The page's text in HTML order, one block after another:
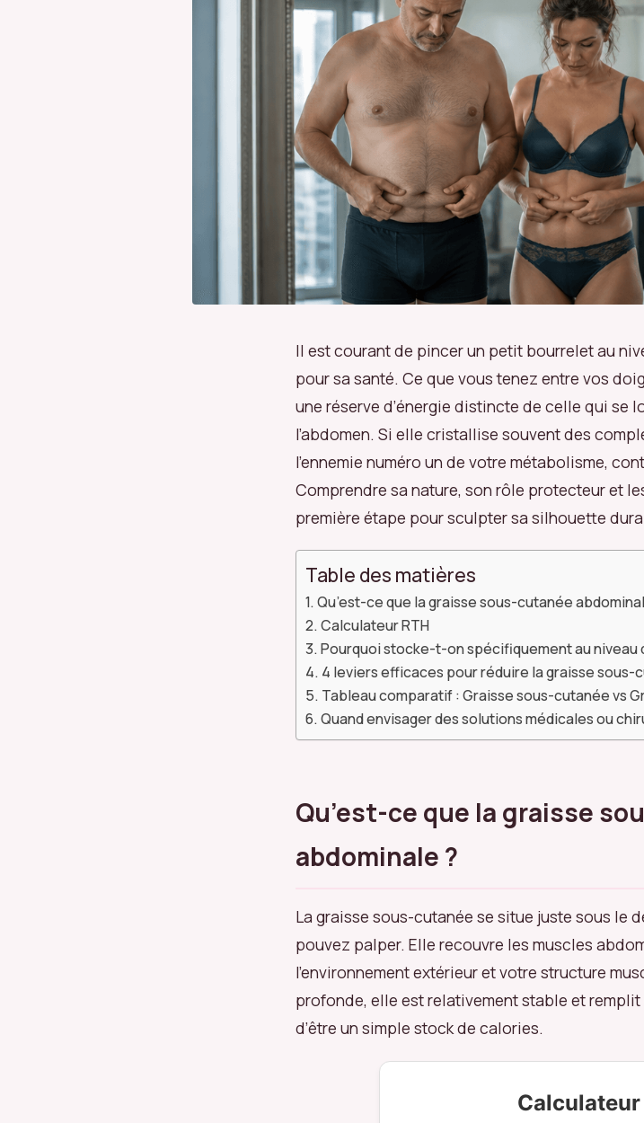
Il est courant de pincer un petit bourrelet au
pour sa santé. Ce que vous tenez entre vos
une réserve d’énergie distincte de celle qui se
l’abdomen. Si elle cristallise souvent des
l’ennemie numéro un de votre métabolisme,
Comprendre sa nature, son rôle protecteur et
première étape pour sculpter sa silhouette
Table des matières
Qu’est-ce que la graisse sous-cutanée
Calculateur RTH
Pourquoi stocke-t-on spécifiquement au niveau
4 leviers efficaces pour réduire la graisse sous-
Tableau comparatif : Graisse sous-cutanée vs
Quand envisager des solutions médicales ou
Qu’est-ce que la graisse
abdominale ?
La graisse sous-cutanée se situe juste sous le
pouvez palper. Elle recouvre les muscles
l’environnement extérieur et votre structure
profonde, elle est relativement stable et
d’être un simple stock de calories.
Calculateur